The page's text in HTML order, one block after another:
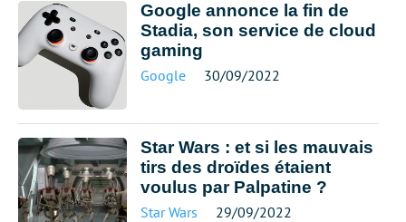
Google annonce la fin de
Stadia, son service de cloud
gaming
Google 30/09/2022
Star Wars : et si les mauvais
tirs des droïdes étaient
voulus par Palpatine ?
Star Wars 29/09/2022